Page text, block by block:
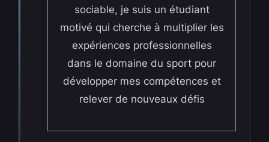
sociable, je suis un étudiant
motivé qui cherche à multiplier les
expériences professionnelles
dans le domaine du sport pour
développer mes compétences et
relever de nouveaux défis